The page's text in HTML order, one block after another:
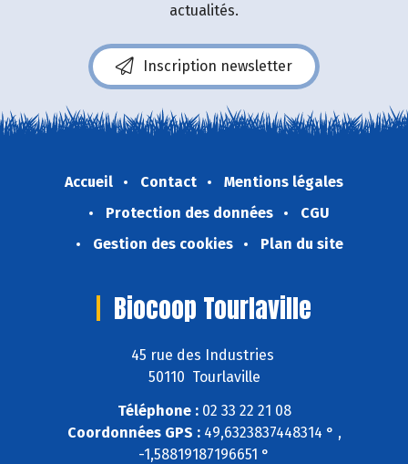
actualités.
Inscription newsletter
Accueil Contact
Mentions légales
Protection des données
CGU
Gestion des cookies
Plan du site
Biocoop Tourlaville
45 rue des Industries
50110 Tourlaville
Téléphone :02 33 22 21 08
Coordonnées GPS :49,6323837448314 ° ,
-1,58819187196651 °